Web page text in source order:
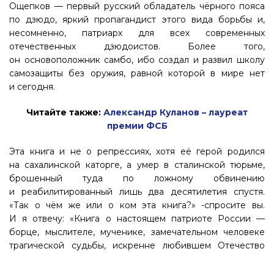
Ощепков — первый русский обладатель чёрного пояса
по дзюдо, яркий пропагандист этого вида борьбы и,
несомненно, патриарх для всех современных
отечественных дзюдоистов. Более того,
он основоположник самбо, ибо создал и развил школу
самозащиты без оружия, равной которой в мире нет
и сегодня.
Читайте также: Александр Куланов – лауреат
премии ФСБ
Эта книга и не о репрессиях, хотя её герой родился
на сахалинской каторге, а умер в сталинской тюрьме,
брошенный туда по ложному обвинению
и реабилитированный лишь два десятилетия спустя.
«Так о чём же или о ком эта книга?» -спросите вы.
И я отвечу: «Книга о настоящем патриоте России —
борце, мыслителе, мученике, замечательном человеке
трагической судьбы, искренне любившем Отечество